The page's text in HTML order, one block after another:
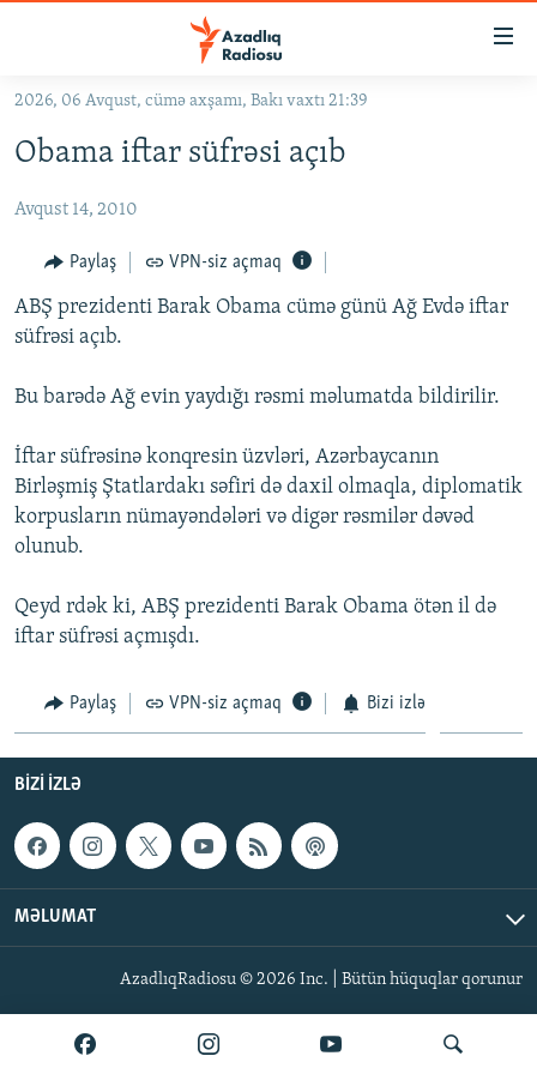
Əsas
qayıt
naviqasiyaya
Axtarışa
keç
KORRUPSIOMETR
#ƏSLINDƏ
FƏRQƏ BAX
QANUNI DOĞRU
ARAŞDIRMA
VIDEO
FOTOQALEREYA
KARIKATURA
RADIO ARXIV
OXU ZALI
İSLAM VƏ DEMOKRATIYA
İZ - MƏDƏNIYYƏT PROQRAMI
HAQQIMIZDA
PEŞƏ ETIKASI VƏ JURNALISTIKA STANDARTLARIMIZ
MATERIALLARIMIZDAN ISTIFADƏ
AZADLIQRADIOSU MOBIL TELEFONUNUZDA
BIZIMLƏ ƏLAQƏ
XƏBƏR BÜLLETENLƏRIMIZ
RFE/RL-in bütün saytları
2026, 06 Avqust, cümə axşamı, Bakı vaxtı 21:39
Obama iftar süfrəsi açıb
Avqust 14, 2010
Paylaş VPN-siz açmaq
ABŞ prezidenti Barak Obama cümə günü Ağ Evdə iftar
süfrəsi açıb.
Bu barədə Ağ evin yaydığı rəsmi məlumatda bildirilir.
İftar süfrəsinə konqresin üzvləri, Azərbaycanın
Birləşmiş Ştatlardakı səfiri də daxil olmaqla, diplomatik
korpusların nümayəndələri və digər rəsmilər dəvəd
olunub.
Qeyd rdək ki, ABŞ prezidenti Barak Obama ötən il də
iftar süfrəsi açmışdı.
Paylaş VPN-siz açmaq Bizi izlə
BIZI IZLƏ
MƏLUMAT
AzadlıqRadiosu © 2026 Inc. | Bütün hüquqlar qorunur